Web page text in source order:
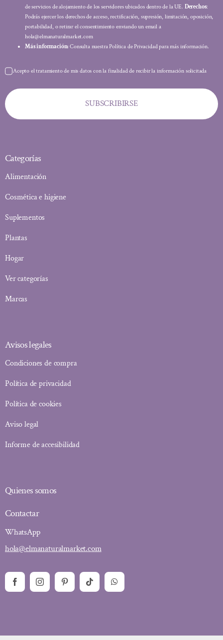
de servicios de alojamiento de los servidores ubicados dentro de la UE. Derechos:
Podrás ejercer los derechos de acceso, rectificación, supresión, limitación, oposición,
portabilidad, o retirar el consentimiento enviando un email a
hola@elmanaturalmarket.com
Más información: Consulta nuestra Política de Privacidad para más información.
Acepto el tratamiento de mis datos con la finalidad de recibir la información solicitada
SUBSCRIBIRSE
Categorías
Alimentación
Cosmética e higiene
Suplementos
Plantas
Hogar
Ver categorías
Marcas
Avisos legales
Condiciones de compra
Política de privacidad
Política de cookies
Aviso legal
Informe de accesibilidad
Quienes somos
Contactar
WhatsApp
hola@elmanaturalmarket.com